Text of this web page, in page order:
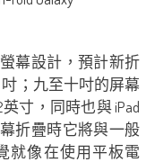
幕設計，預計新折
吋；九至十吋的屏幕
英寸，同時也與 iPad
折疊時它將與一般
就像在使用平板電